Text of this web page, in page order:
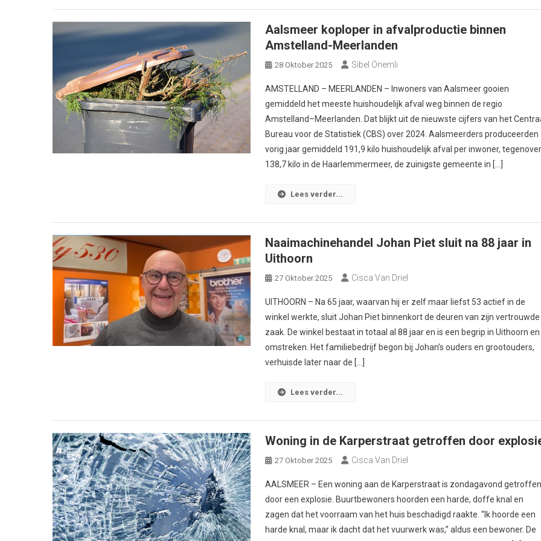
Aalsmeer koploper in afvalproductie binnen
Amstelland-Meerlanden
28 Oktober 2025 Sibel Önemli
AMSTELLAND – MEERLANDEN – Inwoners van Aalsmeer gooien
gemiddeld het meeste huishoudelijk afval weg binnen de regio
Amstelland–Meerlanden. Dat blijkt uit de nieuwste cijfers van het
Bureau voor de Statistiek (CBS) over 2024. Aalsmeerders produceerden
vorig jaar gemiddeld 191,9 kilo huishoudelijk afval per inwoner,
138,7 kilo in de Haarlemmermeer, de zuinigste gemeente in […]
Lees verder...
Naaimachinehandel Johan Piet sluit na 88 jaar in
Uithoorn
27 Oktober 2025 Cisca Van Driel
UITHOORN – Na 65 jaar, waarvan hij er zelf maar liefst 53 actief in de
winkel werkte, sluit Johan Piet binnenkort de deuren van zijn vertrouwde
zaak. De winkel bestaat in totaal al 88 jaar en is een begrip in Uithoorn en
omstreken. Het familiebedrijf begon bij Johan’s ouders en grootouders,
verhuisde later naar de […]
Lees verder...
Woning in de Karperstraat getroffen door
27 Oktober 2025 Cisca Van Driel
AALSMEER – Een woning aan de Karperstraat is zondagavond
door een explosie. Buurtbewoners hoorden een harde, doffe knal en
zagen dat het voorraam van het huis beschadigd raakte. “Ik hoorde een
harde knal, maar ik dacht dat het vuurwerk was,” aldus een bewoner. De